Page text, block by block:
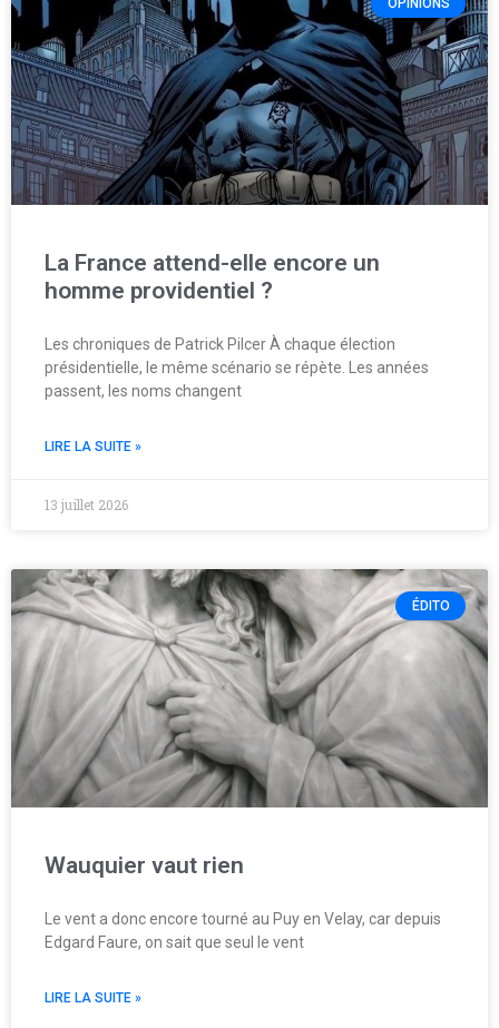
OPINIONS
La France attend-elle encore un
homme providentiel ?
Les chroniques de Patrick Pilcer À chaque élection
présidentielle, le même scénario se répète. Les années
passent, les noms changent
LIRE LA SUITE »
13 juillet 2026
ÉDITO
Wauquier vaut rien
Le vent a donc encore tourné au Puy en Velay, car depuis
Edgard Faure, on sait que seul le vent
LIRE LA SUITE »